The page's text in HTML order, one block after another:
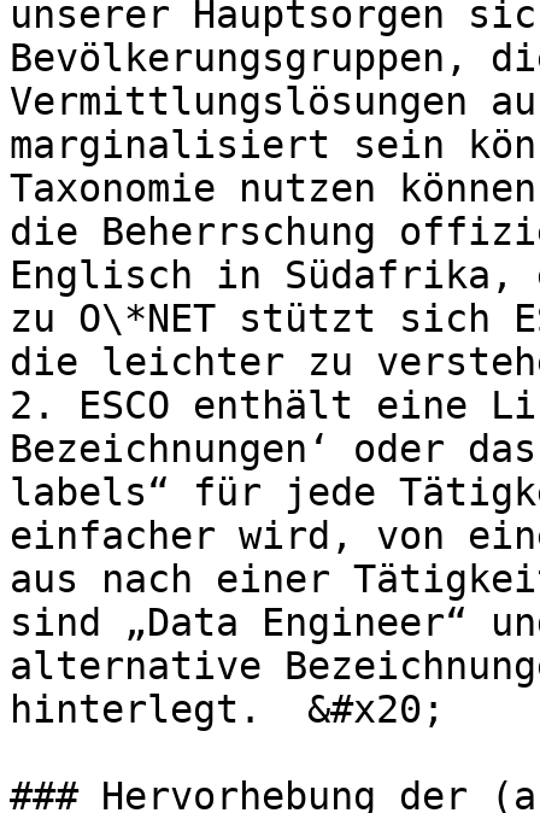
unserer Hauptsorgen
Vermittlungslösungen
marginalisiert sein
Taxonomie nutzen
die Beherrschung
Englisch in Südafrika,
zu O\*NET stützt sich
die leichter zu
2. ESCO enthält eine
Bezeichnungen‘ oder
labels“ für jede
einfacher wird, von
aus nach einer
sind „Data Engineer“
alternative
hinterlegt.  &#x20;
### Hervorhebung der